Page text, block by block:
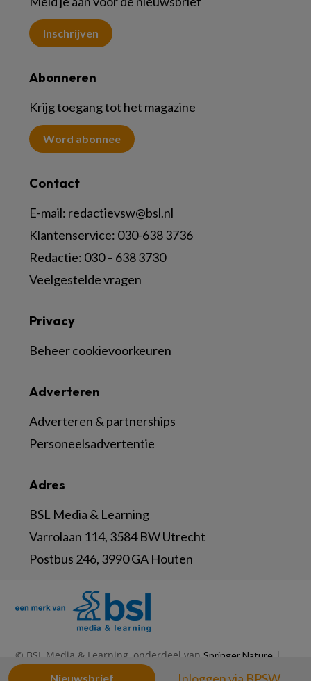
Inschrijven
Abonneren
Krijg toegang tot het magazine
Word abonnee
Contact
E-mail: redactievsw@bsl.nl
Klantenservice: 030-638 3736
Redactie: 030 – 638 3730
Veelgestelde vragen
Adres
BSL Media & Learning
Varrolaan 114, 3584 BW Utrecht
Postbus 246, 3990 GA Houten
Adverteren
Adverteren & partnerships
Personeelsadvertentie
Privacy
Beheer cookievoorkeuren
© BSL Media & Learning, onderdeel van Springer Nature |
Privacy Statement | Disclaimer|
Nieuwsbrief Inloggen via BPSW